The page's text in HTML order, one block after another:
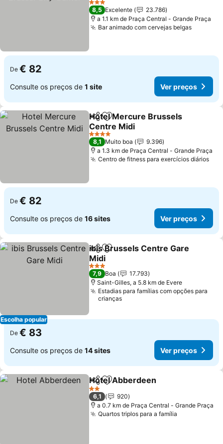
3 Estrelas
8,5 Excelente
23.786
a 1.1 km de Praça Central - Grande Praça
Bar animado com cervejas belgas
De € 82
Consulte os preços de 1 site Ver preços
PartilharAdicionar aos favoritos
Hotel Mercure Brussels
Centre Midi
4 Estrelas
8,1 Muito boa
9.396
a 1.3 km de Praça Central - Grande Praça
Centro de fitness para exercícios diários
De € 82
Consulte os preços de 16 sites Ver preços
Escolha popular
PartilharAdicionar aos favoritos
ibis Brussels Centre Gare
Midi
3 Estrelas
7,9 Boa
17.793
Saint-Gilles, a 5.8 km de Evere
Estadias para famílias com opções para
crianças
De € 83
Consulte os preços de 14 sites Ver preços
PartilharAdicionar aos favoritos
Hotel Abberdeen
2 Estrelas
6,1
920
a 0.7 km de Praça Central - Grande Praça
Quartos triplos para a família